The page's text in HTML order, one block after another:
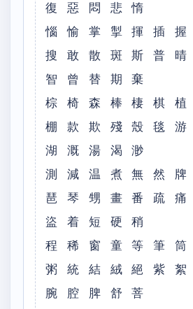
復 惡 悶 悲 惰
惱 愉 掌 掣 揮 插 握
搜 敢 散 斑 斯 普 晴
智 曾 替 期 棄
棕 椅 森 棒 棲 棋 植
棚 款 欺 殘 殼 毯 游
湖 溉 湯 渴 渺
測 減 温 煮 無 然 牌
琶 琴 甥 畫 番 疏 痛
盜 着 短 硬 稍
程 稀 窗 童 等 筆 筒
粥 統 結 絨 絕 紫 絮
腕 腔 脾 舒 菩